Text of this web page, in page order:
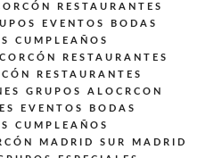
RESTAURANTES
EVENTOS BODAS
CUMPLEAÑOS
RESTAURANTES
RESTAURANTES
GRUPOS ALOCRCON
EVENTOS BODAS
CUMPLEAÑOS
MADRID SUR MADRID